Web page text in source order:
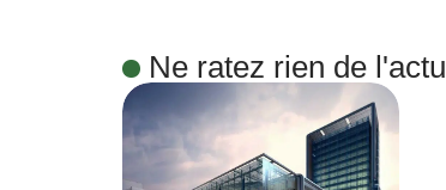
Ne ratez rien de l'actu